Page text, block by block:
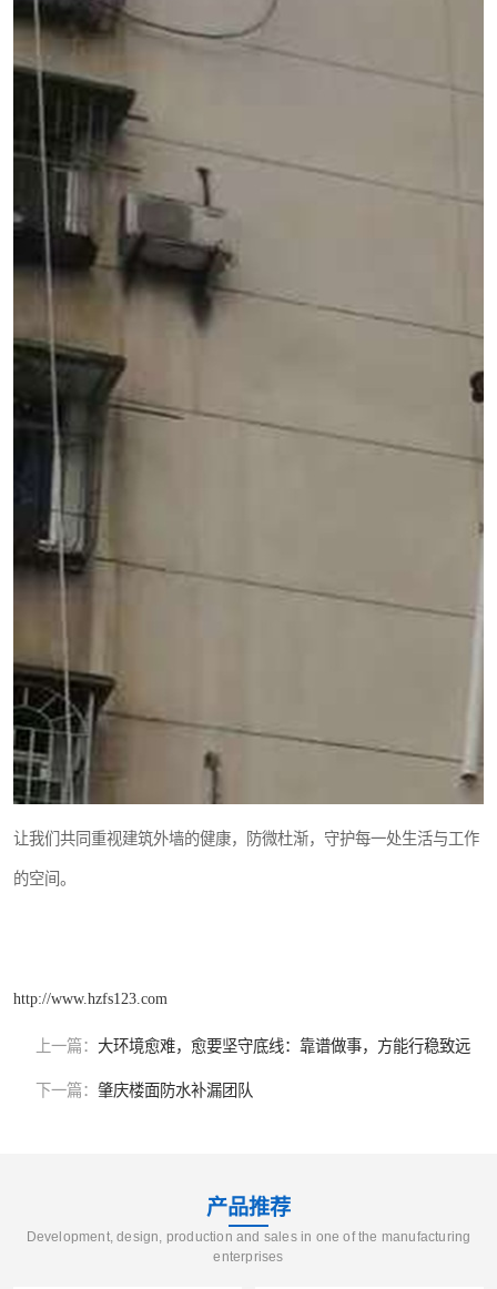
让我们共同重视建筑外墙的健康，防微杜渐，守护每一处生活与工作
的空间。
http://www.hzfs123.com
上一篇： 大环境愈难，愈要坚守底线：靠谱做事，方能行稳致远
下一篇： 肇庆楼面防水补漏团队
产品推荐
Development, design, production and sales in one of the manufacturing
enterprises